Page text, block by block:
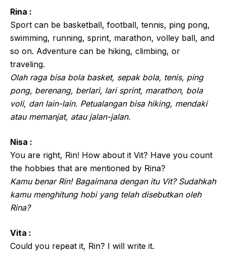
Rina :
Sport can be basketball, football, tennis, ping pong,
swimming, running, sprint, marathon, volley ball, and
so on. Adventure can be hiking, climbing, or
traveling.
Olah raga bisa bola basket, sepak bola, tenis, ping
pong, berenang, berlari, lari sprint, marathon, bola
voli, dan lain-lain. Petualangan bisa hiking, mendaki
atau memanjat, atau jalan-jalan.
Nisa :
You are right, Rin! How about it Vit? Have you count
the hobbies that are mentioned by Rina?
Kamu benar Rin! Bagaimana dengan itu Vit? Sudahkah
kamu menghitung hobi yang telah disebutkan oleh
Rina?
Vita :
Could you repeat it, Rin? I will write it.